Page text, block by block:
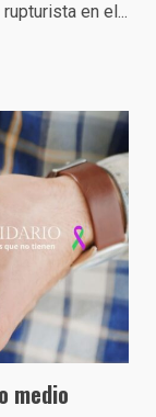
en el...
medio